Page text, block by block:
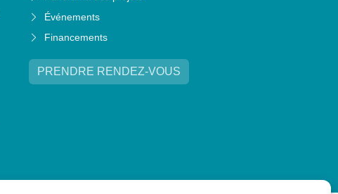
Événements
Financements
PRENDRE RENDEZ-VOUS